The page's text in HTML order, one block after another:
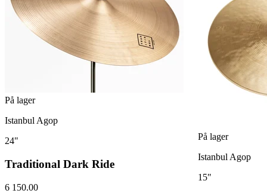
På lager
Istanbul Agop
24"
Traditional Dark Ride
6 150.00
På lager
Istanbul Agop
15"